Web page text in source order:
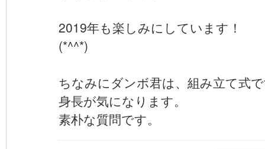
2019年も楽しみにしています！
(*^^*)
ちなみにダンボ君は、組み立て式
身長が気になります。
素朴な質問です。